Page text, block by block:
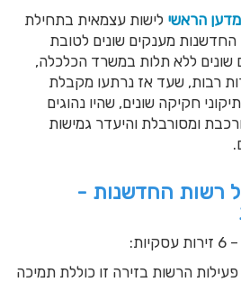
הראשי לישות עצמאית בתחילת
רשות החדשנות מענקים שונים לטובת
שונים ללא תלות במשרד הכלכלה,
רבות, שעד אז נרתעו מקבלת
חקיקה שונים, שהיו נהוגים
ומסורבלת והיעדר גמישות
רשות החדשנות -
הרשות בזירה זו כוללת תמיכה